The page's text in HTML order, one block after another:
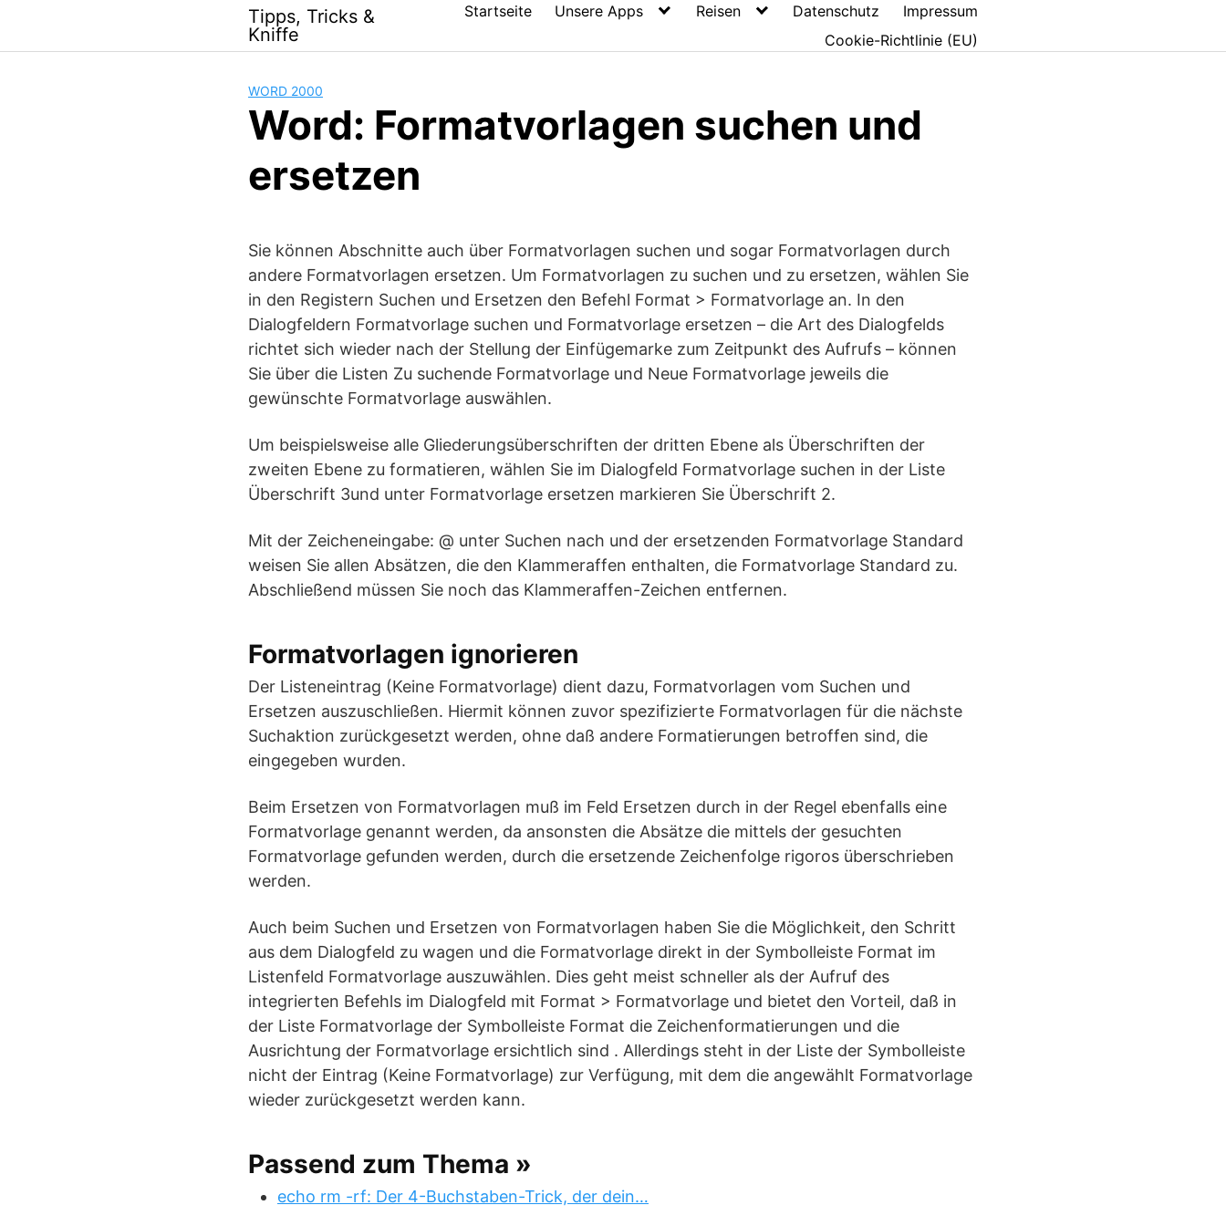
content
Tipps, Tricks &
Kniffe
Startseite Unsere Apps Reisen Datenschutz
Impressum
Cookie-Richtlinie (EU)
WORD 2000
Word: Formatvorlagen suchen und
ersetzen
Sie können Abschnitte auch über Formatvorlagen suchen und sogar Formatvorlagen durch
andere Formatvorlagen ersetzen. Um Formatvorlagen zu suchen und zu ersetzen, wählen Sie
in den Registern Suchen und Ersetzen den Befehl Format > Formatvorlage an. In den
Dialogfeldern Formatvorlage suchen und Formatvorlage ersetzen – die Art des Dialogfelds
richtet sich wieder nach der Stellung der Einfügemarke zum Zeitpunkt des Aufrufs – können
Sie über die Listen Zu suchende Formatvorlage und Neue Formatvorlage jeweils die
gewünschte Formatvorlage auswählen.
Um beispielsweise alle Gliederungsüberschriften der dritten Ebene als Überschriften der
zweiten Ebene zu formatieren, wählen Sie im Dialogfeld Formatvorlage suchen in der Liste
Überschrift 3und unter Formatvorlage ersetzen markieren Sie Überschrift 2.
Mit der Zeicheneingabe: @ unter Suchen nach und der ersetzenden Formatvorlage Standard
weisen Sie allen Absätzen, die den Klammeraffen enthalten, die Formatvorlage Standard zu.
Abschließend müssen Sie noch das Klammeraffen-Zeichen entfernen.
Formatvorlagen ignorieren
Der Listeneintrag (Keine Formatvorlage) dient dazu, Formatvorlagen vom Suchen und
Ersetzen auszuschließen. Hiermit können zuvor spezifizierte Formatvorlagen für die nächste
Suchaktion zurückgesetzt werden, ohne daß andere Formatierungen betroffen sind, die
eingegeben wurden.
Beim Ersetzen von Formatvorlagen muß im Feld Ersetzen durch in der Regel ebenfalls eine
Formatvorlage genannt werden, da ansonsten die Absätze die mittels der gesuchten
Formatvorlage gefunden werden, durch die ersetzende Zeichenfolge rigoros überschrieben
werden.
Auch beim Suchen und Ersetzen von Formatvorlagen haben Sie die Möglichkeit, den Schritt
aus dem Dialogfeld zu wagen und die Formatvorlage direkt in der Symbolleiste Format im
Listenfeld Formatvorlage auszuwählen. Dies geht meist schneller als der Aufruf des
integrierten Befehls im Dialogfeld mit Format > Formatvorlage und bietet den Vorteil, daß in
der Liste Formatvorlage der Symbolleiste Format die Zeichenformatierungen und die
Ausrichtung der Formatvorlage ersichtlich sind . Allerdings steht in der Liste der Symbolleiste
nicht der Eintrag (Keine Formatvorlage) zur Verfügung, mit dem die angewählt Formatvorlage
wieder zurückgesetzt werden kann.
Passend zum Thema »
echo rm -rf: Der 4-Buchstaben-Trick, der dein…